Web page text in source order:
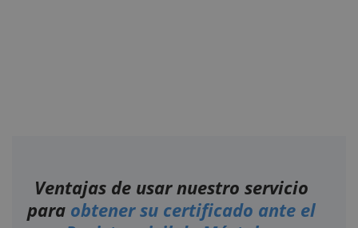
Ventajas de usar nuestro servicio
para obtener su certificado ante el